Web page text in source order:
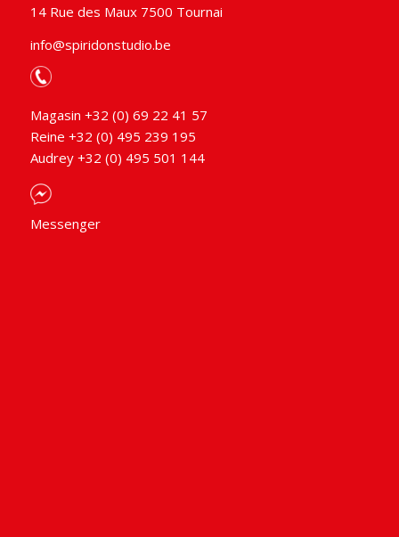
14 Rue des Maux 7500 Tournai
info@spiridonstudio.be
Magasin +32 (0) 69 22 41 57
Reine +32 (0) 495 239 195
Audrey +32 (0) 495 501 144
Messenger